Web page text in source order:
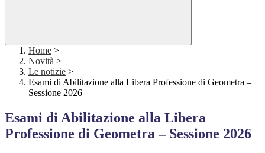
Home >
Novità >
Le notizie >
Esami di Abilitazione alla Libera Professione di Geometra –
Sessione 2026
Esami di Abilitazione alla Libera
Professione di Geometra – Sessione 2026